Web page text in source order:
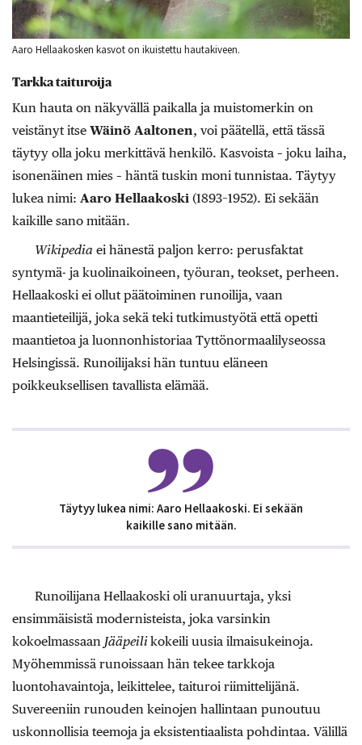
Aaro Hellaakosken kasvot on ikuistettu hautakiveen.
Tarkka taituroija
Kun hauta on näkyvällä paikalla ja muistomerkin on
veistänyt itse Wäinö Aaltonen, voi päätellä, että tässä
täytyy olla joku merkittävä henkilö. Kasvoista – joku laiha,
isonenäinen mies – häntä tuskin moni tunnistaa. Täytyy
lukea nimi: Aaro Hellaakoski (1893–1952). Ei sekään
kaikille sano mitään.
Wikipedia ei hänestä paljon kerro: perusfaktat
syntymä- ja kuolinaikoineen, työuran, teokset, perheen.
Hellaakoski ei ollut päätoiminen runoilija, vaan
maantieteilijä, joka sekä teki tutkimustyötä että opetti
maantietoa ja luonnonhistoriaa Tyttönormaalilyseossa
Helsingissä. Runoilijaksi hän tuntuu eläneen
poikkeuksellisen tavallista elämää.
Täytyy lukea nimi: Aaro Hellaakoski. Ei sekään
kaikille sano mitään.
Runoilijana Hellaakoski oli uranuurtaja, yksi
ensimmäisistä modernisteista, joka varsinkin
kokoelmassaan Jääpeilikokeili uusia ilmaisukeinoja.
Myöhemmissä runoissaan hän tekee tarkkoja
luontohavaintoja, leikittelee, taituroi riimittelijänä.
Suvereeniin runouden keinojen hallintaan punoutuu
uskonnollisia teemoja ja eksistentiaalista pohdintaa. Välillä